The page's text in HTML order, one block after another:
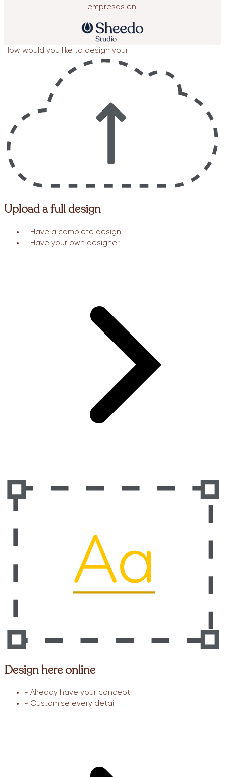
empresas en:
How would you like to design your
Upload a full design
- Have a complete design
- Have your own designer
Design here online
- Already have your concept
- Customise every detail